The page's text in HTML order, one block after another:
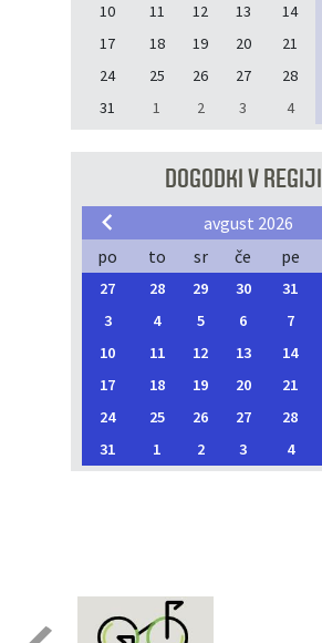
10
11 12 13 14
17
18 19 20 21
24
25 26 27 28
31
1 2 3 4
DOGODKI V REGIJI
avgust 2026
po
to sr če pe
27 28 29 30 31
3
4 5 6 7
10
11 12 13 14
17
18 19 20 21
24
25 26 27 28
31
1 2 3 4